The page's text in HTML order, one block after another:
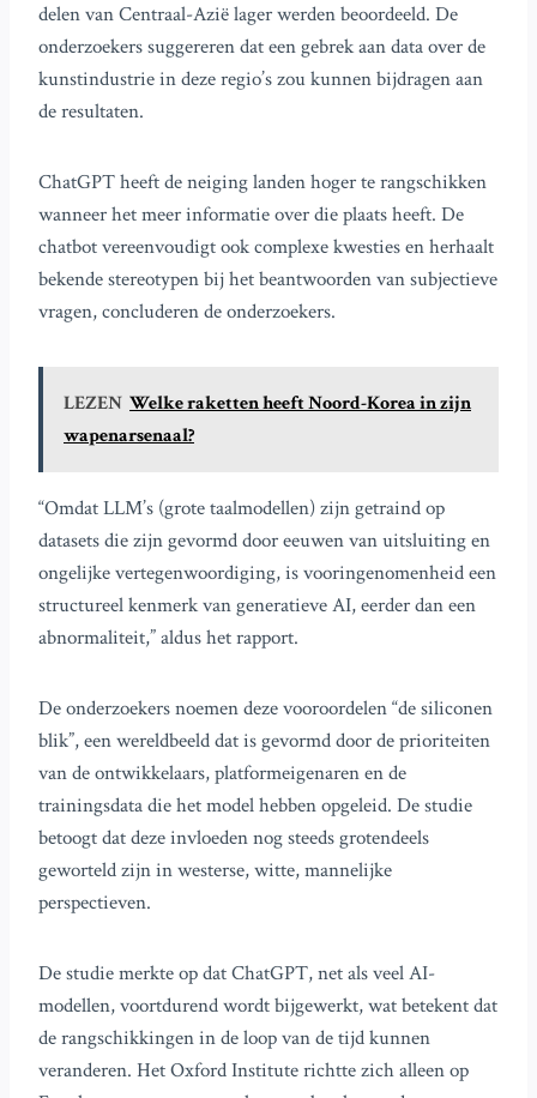
delen van Centraal-Azië lager werden beoordeeld. De
onderzoekers suggereren dat een gebrek aan data over de
kunstindustrie in deze regio’s zou kunnen bijdragen aan
de resultaten.
ChatGPT heeft de neiging landen hoger te rangschikken
wanneer het meer informatie over die plaats heeft. De
chatbot vereenvoudigt ook complexe kwesties en herhaalt
bekende stereotypen bij het beantwoorden van subjectieve
vragen, concluderen de onderzoekers.
LEZEN Welke raketten heeft Noord-Korea in zijn
wapenarsenaal?
“Omdat LLM’s (grote taalmodellen) zijn getraind op
datasets die zijn gevormd door eeuwen van uitsluiting en
ongelijke vertegenwoordiging, is vooringenomenheid een
structureel kenmerk van generatieve AI, eerder dan een
abnormaliteit,” aldus het rapport.
De onderzoekers noemen deze vooroordelen “de siliconen
blik”, een wereldbeeld dat is gevormd door de prioriteiten
van de ontwikkelaars, platformeigenaren en de
trainingsdata die het model hebben opgeleid. De studie
betoogt dat deze invloeden nog steeds grotendeels
geworteld zijn in westerse, witte, mannelijke
perspectieven.
De studie merkte op dat ChatGPT, net als veel AI-
modellen, voortdurend wordt bijgewerkt, wat betekent dat
de rangschikkingen in de loop van de tijd kunnen
veranderen. Het Oxford Institute richtte zich alleen op